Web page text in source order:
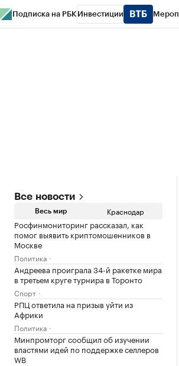
Подписка на РБК Инвестиции
Все новости
Весь мир Краснодар
Росфинмониторинг рассказал, как
помог выявить криптомошенников в
Москве
Политика
Андреева проиграла 34-й ракетке мира
в третьем круге турнира в Торонто
Спорт
РПЦ ответила на призыв уйти из
Африки
Политика
Минпромторг сообщил об изучении
властями идей по поддержке селлеров
WB